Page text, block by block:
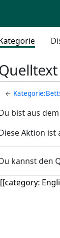
←
bist aus
Aktion ist
kannst den